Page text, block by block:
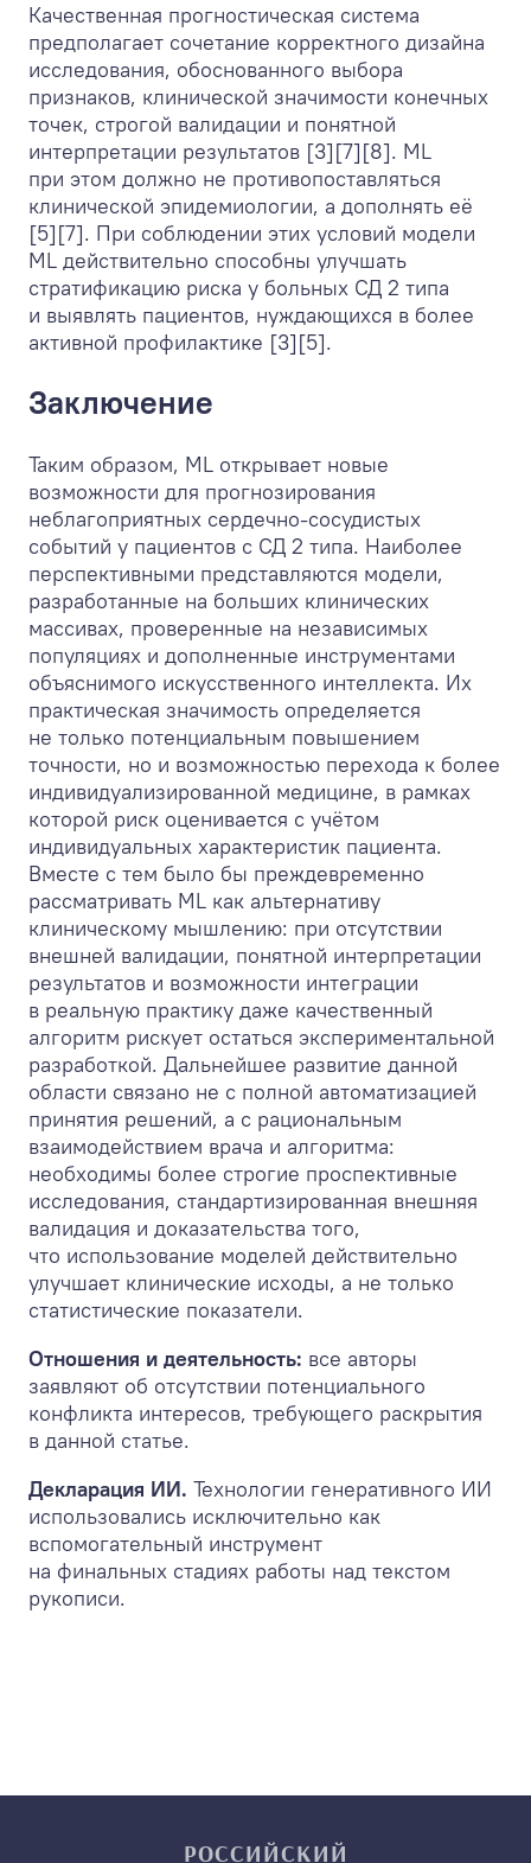
Качественная прогностическая система
предполагает сочетание корректного дизайна
исследования, обоснованного выбора
признаков, клинической значимости конечных
точек, строгой валидации и понятной
интерпретации результатов [3][7][8]. ML
при этом должно не противопоставляться
клинической эпидемиологии, а дополнять её
[5][7]. При соблюдении этих условий модели
ML действительно способны улучшать
стратификацию риска у больных СД 2 типа
и выявлять пациентов, нуждающихся в более
активной профилактике [3][5].
Заключение
Таким образом, ML открывает новые
возможности для прогнозирования
неблагоприятных сердечно-сосудистых
событий у пациентов с СД 2 типа. Наиболее
перспективными представляются модели,
разработанные на больших клинических
массивах, проверенные на независимых
популяциях и дополненные инструментами
объяснимого искусственного интеллекта. Их
практическая значимость определяется
не только потенциальным повышением
точности, но и возможностью перехода к более
индивидуализированной медицине, в рамках
которой риск оценивается с учётом
индивидуальных характеристик пациента.
Вместе с тем было бы преждевременно
рассматривать ML как альтернативу
клиническому мышлению: при отсутствии
внешней валидации, понятной интерпретации
результатов и возможности интеграции
в реальную практику даже качественный
алгоритм рискует остаться экспериментальной
разработкой. Дальнейшее развитие данной
области связано не с полной автоматизацией
принятия решений, а с рациональным
взаимодействием врача и алгоритма:
необходимы более строгие проспективные
исследования, стандартизированная внешняя
валидация и доказательства того,
что использование моделей действительно
улучшает клинические исходы, а не только
статистические показатели.
Отношения и деятельность: все авторы
заявляют об отсутствии потенциального
конфликта интересов, требующего раскрытия
в данной статье.
Декларация ИИ. Технологии генеративного ИИ
использовались исключительно как
вспомогательный инструмент
на финальных стадиях работы над текстом
рукописи.
РОССИЙСКИЙ